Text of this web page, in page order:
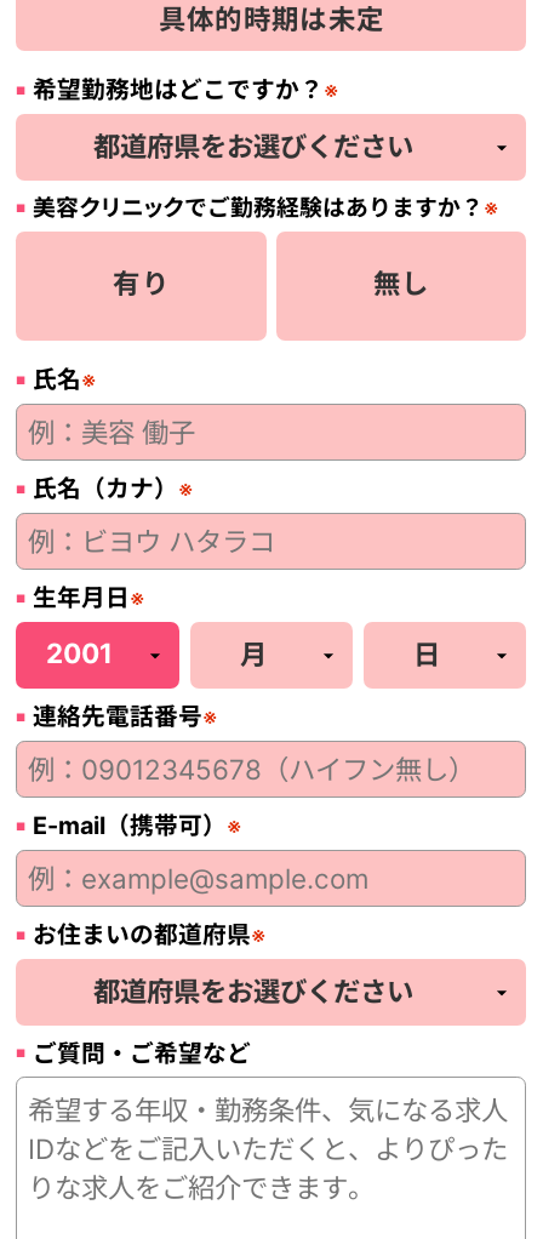
具体的時期は未定
希望勤務地はどこですか？ ※
美容クリニックでご勤務経験はありますか？ ※
有り 無し
氏名※
氏名（カナ） ※
生年月日※
連絡先電話番号※
E-mail（携帯可） ※
お住まいの都道府県※
ご質問・ご希望など